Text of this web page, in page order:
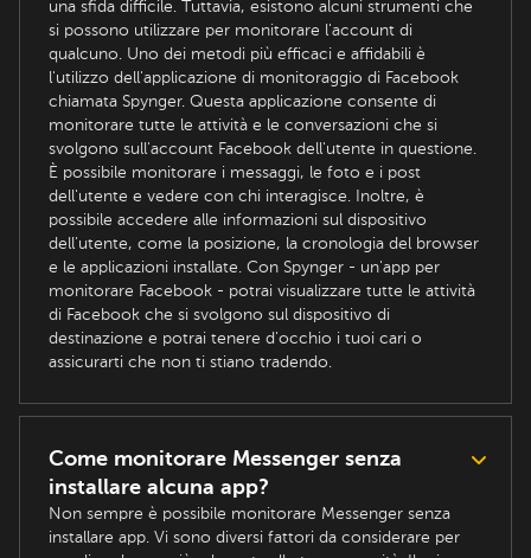
una sfida difficile. Tuttavia, esistono alcuni strumenti che
si possono utilizzare per monitorare l'account di
qualcuno. Uno dei metodi più efficaci e affidabili è
l'utilizzo dell'applicazione di monitoraggio di Facebook
chiamata Spynger. Questa applicazione consente di
monitorare tutte le attività e le conversazioni che si
svolgono sull'account Facebook dell'utente in questione.
È possibile monitorare i messaggi, le foto e i post
dell'utente e vedere con chi interagisce. Inoltre, è
possibile accedere alle informazioni sul dispositivo
dell'utente, come la posizione, la cronologia del browser
e le applicazioni installate. Con Spynger - un'app per
monitorare Facebook - potrai visualizzare tutte le attività
di Facebook che si svolgono sul dispositivo di
destinazione e potrai tenere d'occhio i tuoi cari o
assicurarti che non ti stiano tradendo.
Come monitorare Messenger senza
installare alcuna app?
Non sempre è possibile monitorare Messenger senza
installare app. Vi sono diversi fattori da considerare per